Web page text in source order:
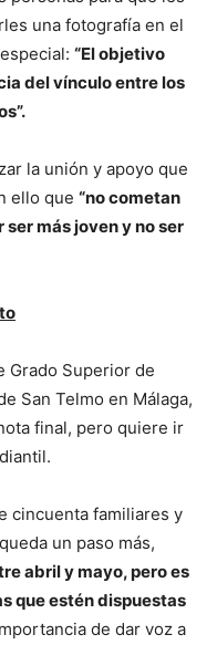
una fotografía en el
“El objetivo
del vínculo entre los
la unión y apoyo que
ello que “no cometan
más joven y no ser
Grado Superior de
San Telmo en Málaga,
final, pero quiere ir
cincuenta familiares y
un paso más,
abril y mayo, pero es
que estén dispuestas
de dar voz a